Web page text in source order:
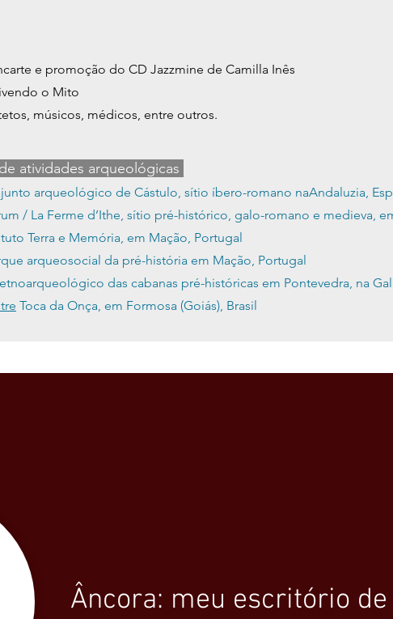
e promoção do CD Jazzmine de Camilla Inês
o Mito
músicos, médicos, entre outros.
atividades arqueológicas
arqueológico de Cástulo, sítio íbero-romano naAndaluzia,
/ La Ferme d’Ithe, sítio pré-histórico, galo-romano e medieva,
Terra e Memória, em Mação, Portugal
arqueosocial da pré-história em Mação, Portugal
das cabanas pré-históricas em Pontevedra, na
Toca da Onça, em Formosa (Goiás), Brasil
Âncora: meu escritório